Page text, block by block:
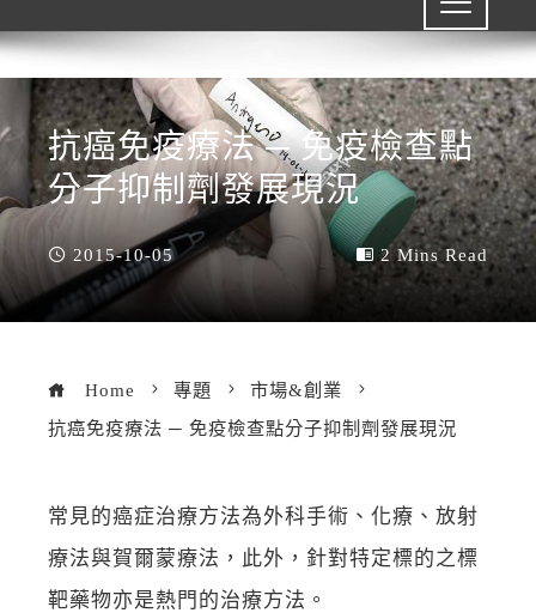
抗癌免疫療法 ─ 免疫檢查點
分子抑制劑發展現況
2015-10-05 2 Mins Read
Home 專題
市場&創業
抗癌免疫療法 ─ 免疫檢查點分子抑制劑發展現況
常見的癌症治療方法為外科手術、化療、放射
療法與賀爾蒙療法，此外，針對特定標的之標
靶藥物亦是熱門的治療方法。